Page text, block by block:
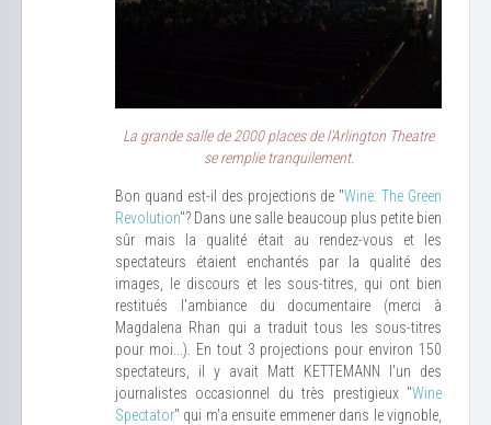
La grande salle de 2000 places de l'Arlington Theatre
se remplie tranquilement.
Bon quand est-il des projections de "Wine: The Green
Revolution"? Dans une salle beaucoup plus petite bien
sûr mais la qualité était au rendez-vous et les
spectateurs étaient enchantés par la qualité des
images, le discours et les sous-titres, qui ont bien
restitués l'ambiance du documentaire (merci à
Magdalena Rhan qui a traduit tous les sous-titres
pour moi...). En tout 3 projections pour environ 150
spectateurs, il y avait Matt KETTEMANN l'un des
journalistes occasionnel du très prestigieux "Wine
Spectator" qui m'a ensuite emmener dans le vignoble,